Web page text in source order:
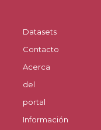
Datasets
Contacto
Acerca
del
portal
Información